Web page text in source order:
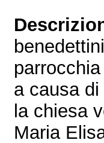
a causa
la chiesa
Maria